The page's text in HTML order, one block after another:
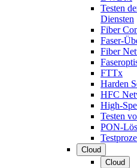
Testen
Diensten
Fiber
Faser-
Fiber
FTTx
Harden
HFC
High-
Testen
PON-
Cloud
Cloud